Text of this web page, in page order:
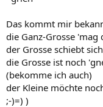
Das kommt mir
die Ganz-Grosse
der Grosse schiebt
die Grosse ist noch
(bekomme ich auch)
der Kleine möchte
;-)=) )